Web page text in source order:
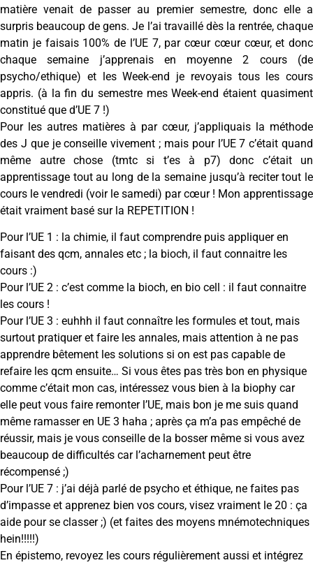
matière venait de passer au premier semestre, donc elle a
surpris beaucoup de gens. Je l’ai travaillé dès la rentrée, chaque
matin je faisais 100% de l’UE 7, par cœur cœur cœur, et donc
chaque semaine j’apprenais en moyenne 2 cours (de
psycho/ethique) et les Week-end je revoyais tous les cours
appris. (à la fin du semestre mes Week-end étaient quasiment
constitué que d’UE 7 !)
Pour les autres matières à par cœur, j’appliquais la méthode
des J que je conseille vivement ; mais pour l’UE 7 c’était quand
même autre chose (tmtc si t’es à p7) donc c’était un
apprentissage tout au long de la semaine jusqu’à reciter tout le
cours le vendredi (voir le samedi) par cœur ! Mon apprentissage
était vraiment basé sur la REPETITION !
Pour l’UE 1 : la chimie, il faut comprendre puis appliquer en
faisant des qcm, annales etc ; la bioch, il faut connaitre les
cours :)
Pour l’UE 2 : c’est comme la bioch, en bio cell : il faut connaitre
les cours !
Pour l’UE 3 : euhhh il faut connaître les formules et tout, mais
surtout pratiquer et faire les annales, mais attention à ne pas
apprendre bêtement les solutions si on est pas capable de
refaire les qcm ensuite… Si vous êtes pas très bon en physique
comme c’était mon cas, intéressez vous bien à la biophy car
elle peut vous faire remonter l’UE, mais bon je me suis quand
même ramasser en UE 3 haha ; après ça m’a pas empêché de
réussir, mais je vous conseille de la bosser même si vous avez
beaucoup de difficultés car l’acharnement peut être
récompensé ;)
Pour l’UE 7 : j’ai déjà parlé de psycho et éthique, ne faites pas
d’impasse et apprenez bien vos cours, visez vraiment le 20 : ça
aide pour se classer ;) (et faites des moyens mnémotechniques
hein!!!!!)
En épistemo, revoyez les cours régulièrement aussi et intégrez